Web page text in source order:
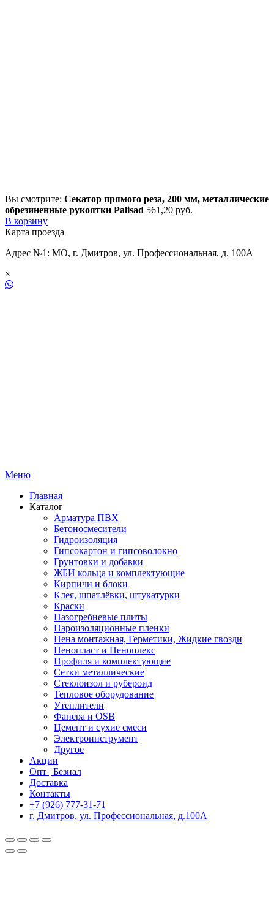
Вы смотрите: Секатор прямого реза, 200 мм, металлические
обрезиненные рукоятки Palisad 561,20 руб.
В корзину
Карта проезда
Адрес №1: МО, г. Дмитров, ул. Профессиональная, д. 100А
×
Меню
Главная
Каталог
Арматура ПВХ
Бетоносмесители
Гидроизоляция
Гипсокартон и гипсоволокно
Грунтовки и добавки
ЖБИ кольца и комплектующие
Кирпичи и блоки
Клея, шпатлёвки, штукатурки
Краски
Пазогребневые плиты
Пароизоляционные пленки
Пена монтажная, Герметики, Жидкие гвозди
Пенопласт и Пеноплекс
Профиля и комплектующие
Сетки металлические
Стеклоизол и рубероид
Тепловое оборудование
Утеплители
Фанера и OSB
Цемент и сухие смеси
Электроинструмент
Другое
Акции
Опт | Безнал
Доставка
Контакты
+7 (926) 777-31-71
г. Дмитров, ул. Профессиональная, д.100А